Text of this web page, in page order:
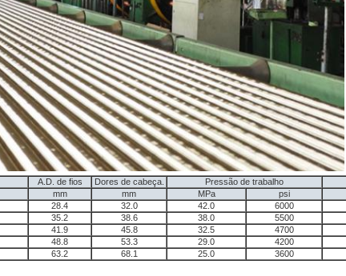
A.D. de fios Dores de cabeça. Pressão de trabalho
mm mm MPa psi
28.4 32.0 42.0 6000
35.2 38.6 38.0 5500
41.9 45.8 32.5 4700
48.8 53.3 29.0 4200
63.2 68.1 25.0 3600